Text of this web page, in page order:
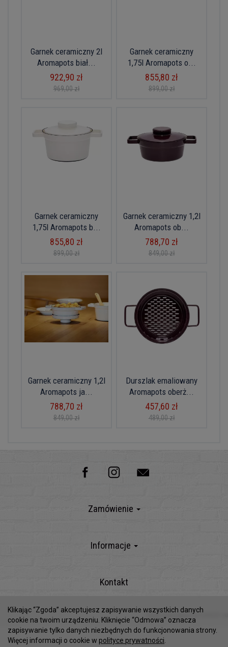
Garnek ceramiczny 2l
Aromapots biał...
922,90 zł
969,00 zł
Garnek ceramiczny
1,75l Aromapots o...
855,80 zł
899,00 zł
Garnek ceramiczny
1,75l Aromapots b...
855,80 zł
899,00 zł
Garnek ceramiczny 1,2l
Aromapots ob...
788,70 zł
849,00 zł
Garnek ceramiczny 1,2l
Aromapots ja...
788,70 zł
849,00 zł
Durszlak emaliowany
Aromapots oberż...
457,60 zł
489,00 zł
Zamówienie
Informacje
Kontakt
Sklep internetowy SOTESHOP AI
Klikając “Zgoda” akceptujesz zapisywanie wszystkich danych
cookie na twoim urządzeniu. Kliknięcie “Odmowa” oznacza
zapisywanie tylko danych niezbędnych do funkcjonowania strony.
Więcej informacji o cookie w polityce prywatności